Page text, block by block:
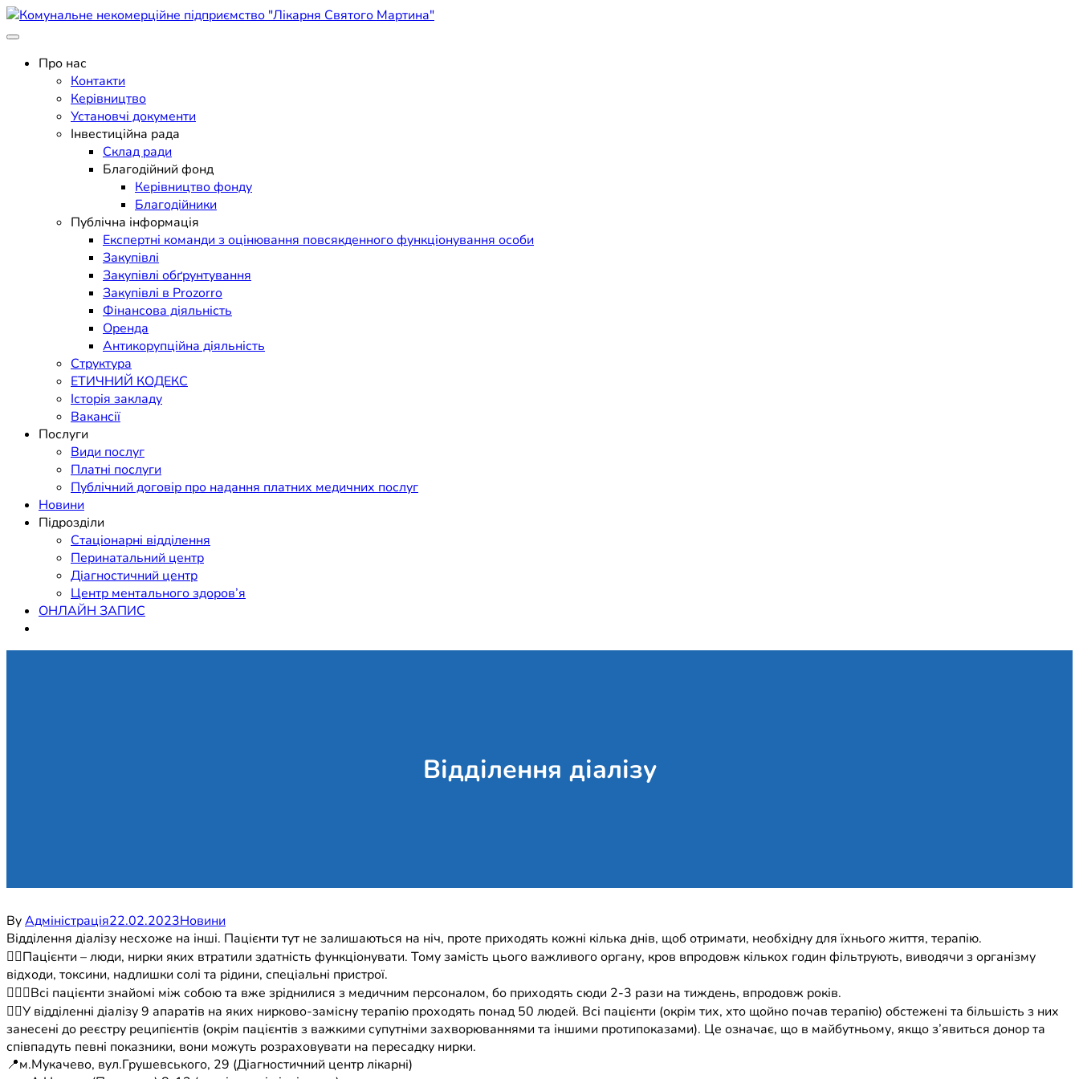
Skip
to
Комунальне некомерційне підприємство "Лікарня Святого Мартина"
Поліклініка Мукачево
Про нас
Контакти
Керівництво
Установчі документи
Інвестиційна рада
Склад ради
Благодійний фонд
Керівництво фонду
Благодійники
Публічна інформація
Експертні команди з оцінювання повсякденного функціонування особи
Закупівлі
Закупівлі обґрунтування
Закупівлі в Prozorro
Фінансова діяльність
Оренда
Антикорупційна діяльність
Структура
ЕТИЧНИЙ КОДЕКС
Історія закладу
Вакансії
Послуги
Види послуг
Платні послуги
Публічний договір про надання платних медичних послуг
Новини
Підрозділи
Стаціонарні відділення
Перинатальний центр
Діагностичний центр
Центр ментального здоров’я
ОНЛАЙН ЗАПИС
Відділення діалізу
ByАдміністрація22.02.2023Новини
Відділення діалізу несхоже на інші. Пацієнти тут не залишаються на ніч, проте приходять кожні кілька днів, щоб отримати, необхідну для їхнього життя, терапію.
☝🏻Пацієнти – люди, нирки яких втратили здатність функціонувати. Тому замість цього важливого органу, кров впродовж кількох годин фільтрують, виводячи з організму
відходи, токсини, надлишки солі та рідини, спеціальні пристрої.
👩🏻‍⚕️Всі пацієнти знайомі між собою та вже зріднилися з медичним персоналом, бо приходять сюди 2-3 рази на тиждень, впродовж років.
👉🏻У відділенні діалізу 9 апаратів на яких нирково-замісну терапію проходять понад 50 людей. Всі пацієнти (окрім тих, хто щойно почав терапію) обстежені та більшість з них
занесені до реєстру реципієнтів (окрім пацієнтів з важкими супутніми захворюваннями та іншими протипоказами). Це означає, що в майбутньому, якщо з’явиться донор та
співпадуть певні показники, вони можуть розраховувати на пересадку нирки.
📍м.Мукачево, вул.Грушевського, 29 (Діагностичний центр лікарні)